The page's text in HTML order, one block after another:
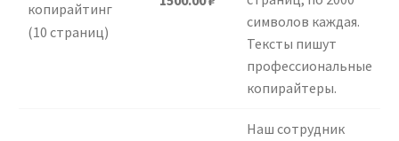
копирайтинг
(10 страниц)
символов каждая.
Тексты пишут
профессиональные
копирайтеры.
Наш сотрудник